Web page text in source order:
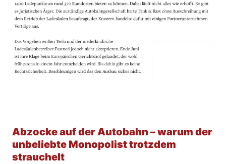
Abzocke auf der Autobahn – warum der
unbeliebte Monopolist trotzdem
strauchelt